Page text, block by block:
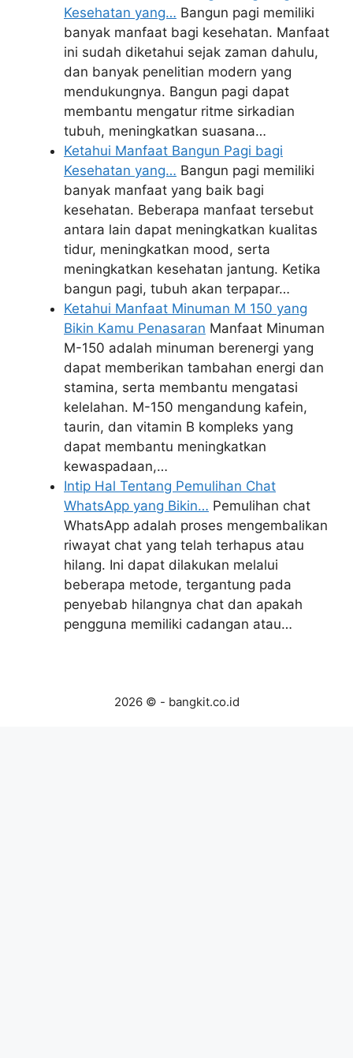
Kesehatan yang… Bangun pagi memiliki
banyak manfaat bagi kesehatan. Manfaat
ini sudah diketahui sejak zaman dahulu,
dan banyak penelitian modern yang
mendukungnya. Bangun pagi dapat
membantu mengatur ritme sirkadian
tubuh, meningkatkan suasana…
Ketahui Manfaat Bangun Pagi bagi
Kesehatan yang… Bangun pagi memiliki
banyak manfaat yang baik bagi
kesehatan. Beberapa manfaat tersebut
antara lain dapat meningkatkan kualitas
tidur, meningkatkan mood, serta
meningkatkan kesehatan jantung. Ketika
bangun pagi, tubuh akan terpapar…
Ketahui Manfaat Minuman M 150 yang
Bikin Kamu Penasaran Manfaat Minuman
M-150 adalah minuman berenergi yang
dapat memberikan tambahan energi dan
stamina, serta membantu mengatasi
kelelahan. M-150 mengandung kafein,
taurin, dan vitamin B kompleks yang
dapat membantu meningkatkan
kewaspadaan,…
Intip Hal Tentang Pemulihan Chat
WhatsApp yang Bikin… Pemulihan chat
WhatsApp adalah proses mengembalikan
riwayat chat yang telah terhapus atau
hilang. Ini dapat dilakukan melalui
beberapa metode, tergantung pada
penyebab hilangnya chat dan apakah
pengguna memiliki cadangan atau…
2026 © - bangkit.co.id